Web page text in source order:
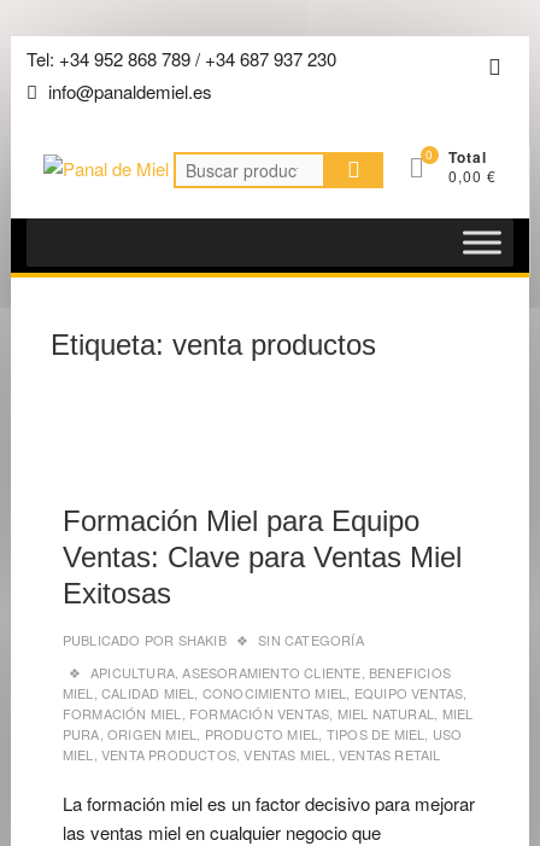
Saltar
contenido
Tel: +34 952 868 789 / +34 687 937 230
info@panaldemiel.es
barra
Buscar
por:
0 Total
0,00 €
Etiqueta: venta productos
Formación Miel para Equipo
Ventas: Clave para Ventas Miel
Exitosas
PUBLICADO POR SHAKIB
SIN CATEGORÍA
APICULTURA ,ASESORAMIENTO CLIENTE BENEFICIOS
MIEL
,CALIDAD MIEL CONOCIMIENTO MIEL EQUIPO VENTAS
FORMACIÓN MIEL
FORMACIÓN VENTAS MIEL NATURAL
MIEL
PURA ,ORIGEN MIEL PRODUCTO MIEL TIPOS DE MIEL
USO
MIEL
,VENTA PRODUCTOS ,VENTAS MIEL ,VENTAS RETAIL
La formación miel es un factor decisivo para mejorar
las ventas miel en cualquier negocio que